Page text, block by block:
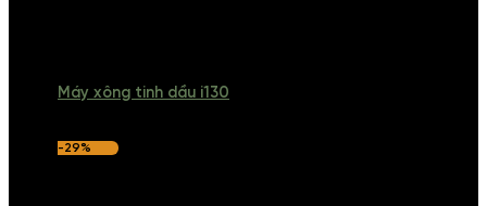
Máy xông tinh dầu i130
-29%